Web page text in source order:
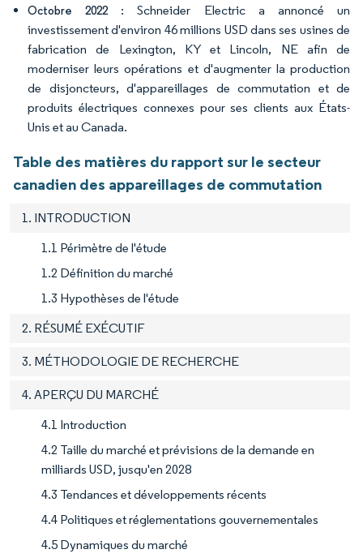
Octobre 2022: Schneider Electric a annoncé un
investissement d'environ 46 millions USD dans ses usines de
fabrication de Lexington, KY et Lincoln, NE afin de
moderniser leurs opérations et d'augmenter la production
de disjoncteurs, d'appareillages de commutation et de
produits électriques connexes pour ses clients aux États-
Unis et au Canada.
Table des matières du rapport sur le secteur
canadien des appareillages de commutation
1. INTRODUCTION
1.1 Périmètre de l'étude
1.2 Définition du marché
1.3 Hypothèses de l'étude
2. RÉSUMÉ EXÉCUTIF
3. MÉTHODOLOGIE DE RECHERCHE
4. APERÇU DU MARCHÉ
4.1 Introduction
4.2 Taille du marché et prévisions de la demande en
milliards USD, jusqu'en 2028
4.3 Tendances et développements récents
4.4 Politiques et réglementations gouvernementales
4.5 Dynamiques du marché